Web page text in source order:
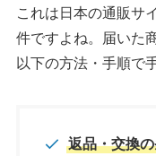
これは日本の通販サ
件ですよね。届いた
以下の方法・手順で
返品・交換